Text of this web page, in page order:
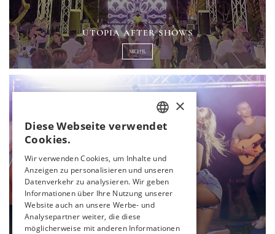
UTOPIA AFTER SHOWS
MEHR
LIVE MUSIC
MEHR
TURKISH
GERMAN
RUSSIAN
×
Diese Webseite verwendet
Cookies.
Wir verwenden Cookies, um Inhalte und
Anzeigen zu personalisieren und unseren
Datenverkehr zu analysieren. Wir geben
Informationen über Ihre Nutzung unserer
Website auch an unsere Werbe- und
Analysepartner weiter, die diese
möglicherweise mit anderen Informationen